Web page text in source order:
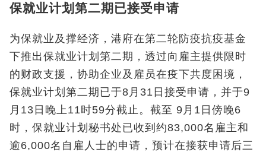
保就业计划第二期已接受申请
为保就业及撑经济，港府在第二轮防疫抗疫基金
下推出保就业计划第二期，透过向雇主提供限时
的财政支援，协助企业及雇员在疫下共度困境，
保就业计划第二期已于8月31日接受申请，并于9
月13日晚上11时59分截止。截至 9月1日傍晚6
时，保就业计划秘书处已收到约83,000名雇主和
逾6,000名自雇人士的申请，预计在接获申请后三